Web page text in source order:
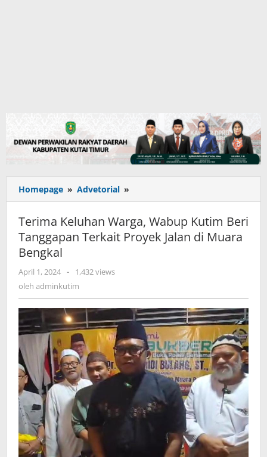
Homepage » Advetorial »
Keluhan
Wabup
Kutim
Jalan
di
Muara
Bengkal
Terima Keluhan Warga, Wabup Kutim Beri
Tanggapan Terkait Proyek Jalan di Muara
Bengkal
April 1, 2024 oleh
adminkutim
-
1,432 views
oleh adminkutim